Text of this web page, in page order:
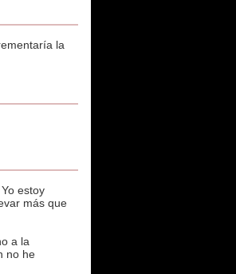
la
estoy
más que
a la
no he